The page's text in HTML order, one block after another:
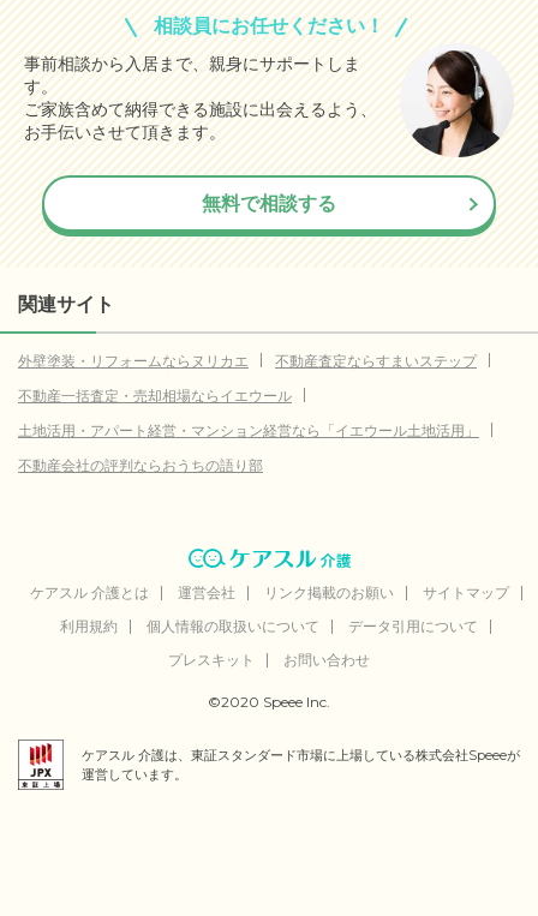
相談員にお任せください！
事前相談から入居まで、親身にサポートしま
す。
ご家族含めて納得できる施設に出会えるよう、
お手伝いさせて頂きます。
無料で相談する
関連サイト
外壁塗装・リフォームならヌリカエ
不動産査定ならすまいステップ
不動産一括査定・売却相場ならイエウール
土地活用・アパート経営・マンション経営なら「イエウール土地活用」
不動産会社の評判ならおうちの語り部
ケアスル 介護とは 運営会社 リンク掲載のお願い
サイトマップ
利用規約
個人情報の取扱いについて
データ引用について
プレスキット
お問い合わせ
©2020 Speee Inc.
ケアスル 介護は、東証スタンダード市場に上場している株式会社Speeeが
運営しています。